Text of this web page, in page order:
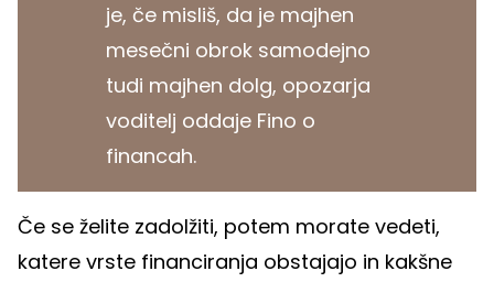
je, če misliš, da je majhen
mesečni obrok samodejno
tudi majhen dolg, opozarja
voditelj oddaje Fino o
financah.
Če se želite zadolžiti, potem morate vedeti,
katere vrste financiranja obstajajo in kakšne